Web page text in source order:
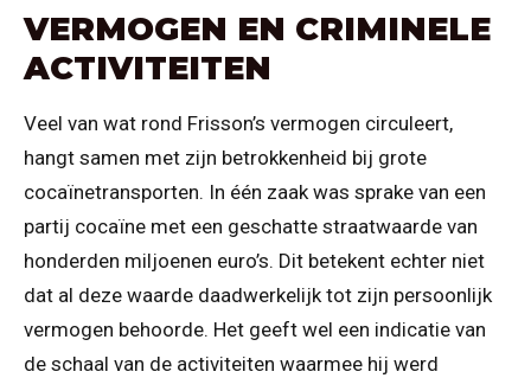
VERMOGEN EN CRIMINELE
ACTIVITEITEN
Veel van wat rond Frisson’s vermogen circuleert,
hangt samen met zijn betrokkenheid bij grote
cocaïnetransporten. In één zaak was sprake van een
partij cocaïne met een geschatte straatwaarde van
honderden miljoenen euro’s. Dit betekent echter niet
dat al deze waarde daadwerkelijk tot zijn persoonlijk
vermogen behoorde. Het geeft wel een indicatie van
de schaal van de activiteiten waarmee hij werd